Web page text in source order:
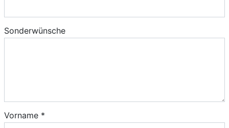
Sonderwünsche
Vorname *